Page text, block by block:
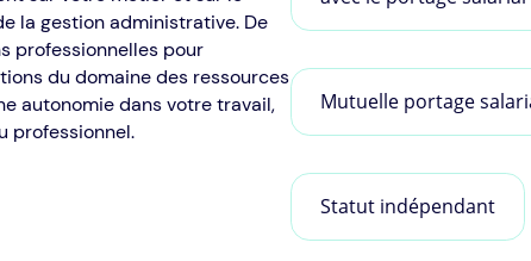
la gestion administrative. De
professionnelles pour
du domaine des ressources
autonomie dans votre travail,
professionnel.
Mutuelle portage
Statut indépendant